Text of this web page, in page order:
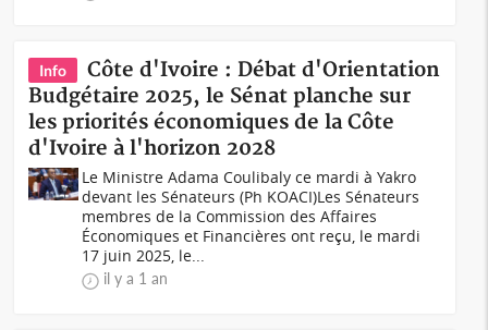
Info
Côte d'Ivoire : Débat d'Orientation
Budgétaire 2025, le Sénat planche sur
les priorités économiques de la Côte
d'Ivoire à l'horizon 2028
Le Ministre Adama Coulibaly ce mardi à Yakro
devant les Sénateurs (Ph KOACI)Les Sénateurs
membres de la Commission des Affaires
Économiques et Financières ont reçu, le mardi
17 juin 2025, le...
il y a 1 an